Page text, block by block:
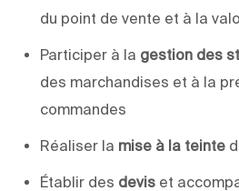
du point de vente et à la
Participer à la gestion des
des marchandises et à la
commandes
Réaliser la mise à la teinte
Établir des devis et